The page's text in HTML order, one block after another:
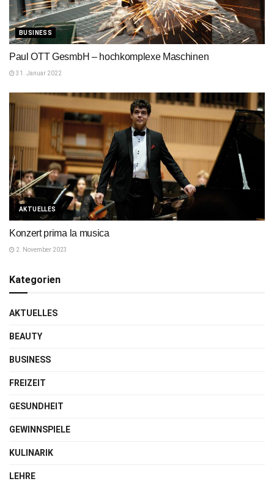
BUSINESS
Paul OTT GesmbH – hochkomplexe Maschinen
31. Januar 2022
AKTUELLES
Konzert prima la musica
2. November 2023
Kategorien
AKTUELLES
BEAUTY
BUSINESS
FREIZEIT
GESUNDHEIT
GEWINNSPIELE
KULINARIK
LEHRE